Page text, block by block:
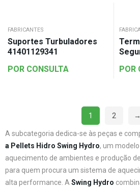
FABRICANTES
Suportes Turbuladores
41401129341
POR CONSULTA
POR
1 2 →
A subcategoria dedica-se às peças e
a Pellets Hidro Swing Hydro, um
aquecimento de ambientes e produção
para quem procura um sistema de
alta performance. ASwing Hydro